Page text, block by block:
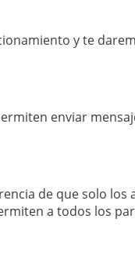
y te
enviar
de que solo
a todos los